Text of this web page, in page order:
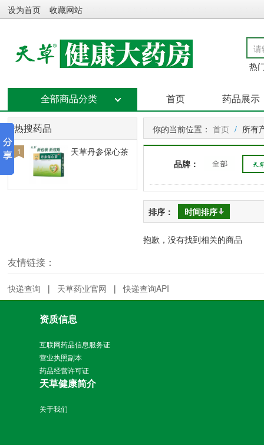
设为首页 收藏网站
热
全部商品分类 首页 药品展示
热搜药品
天草丹参保心茶
1
你的当前位置： 首页 / 所有
品牌：
排序： 时间排序
抱歉，没有找到相关的商品
友情链接：
快递查询 | 天草药业官网 | 快递查询API
资质信息
互联网药品信息服务证
营业执照副本
药品经营许可证
天草健康简介
关于我们